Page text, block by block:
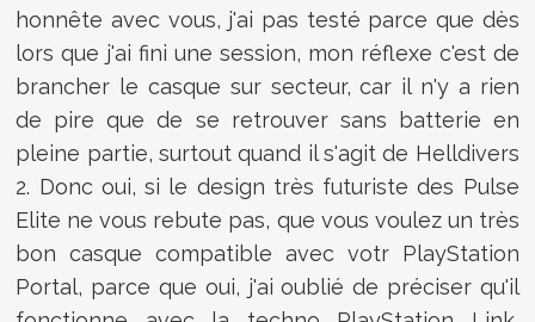
honnête avec vous, j'ai pas testé parce que dès
lors que j'ai fini une session, mon réflexe c'est de
brancher le casque sur secteur, car il n'y a rien
de pire que de se retrouver sans batterie en
pleine partie, surtout quand il s'agit de Helldivers
2. Donc oui, si le design très futuriste des Pulse
Elite ne vous rebute pas, que vous voulez un très
bon casque compatible avec votr PlayStation
Portal, parce que oui, j'ai oublié de préciser qu'il